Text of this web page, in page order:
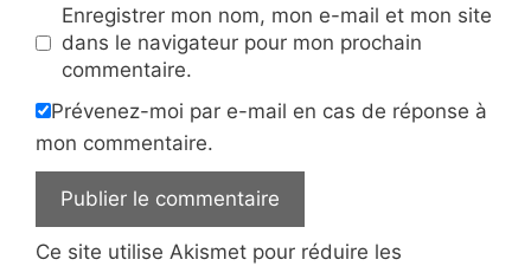
Enregistrer mon nom, mon e-mail et mon site
dans le navigateur pour mon prochain
commentaire.
Prévenez-moi par e-mail en cas de réponse à
mon commentaire.
Ce site utilise Akismet pour réduire les